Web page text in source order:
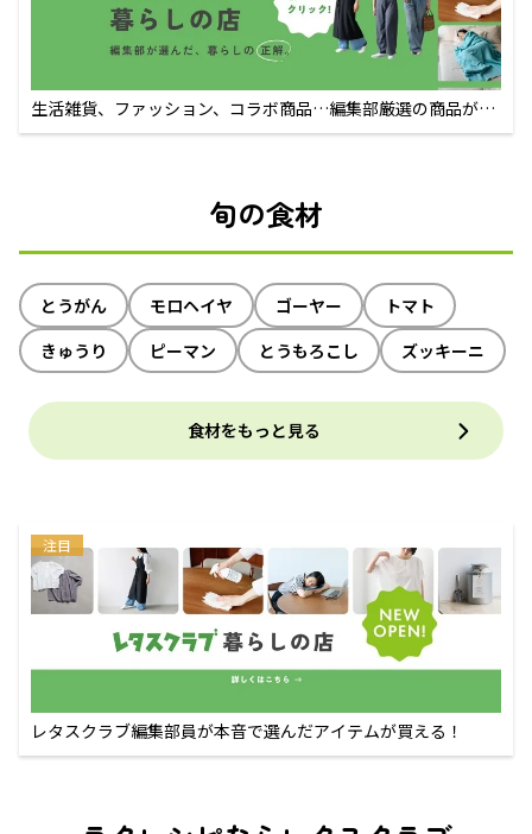
生活雑貨、ファッション、コラボ商品…編集部厳選の商品が買
えるECサイト
旬の食材
とうがん モロヘイヤ ゴーヤー
トマト
きゅうり
ピーマン とうもろこし ズッキーニ
食材をもっと見る
注目
レタスクラブ編集部員が本音で選んだアイテムが買える！